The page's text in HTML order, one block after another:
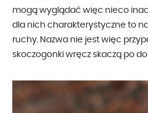
mogą wyglądać więc nieco
dla nich charakterystyczne to
ruchy. Nazwa nie jest więc
skoczogonki wręcz skaczą po